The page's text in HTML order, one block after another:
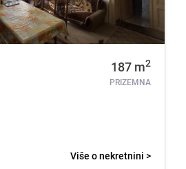
187 m2
PRIZEMNA
Više o nekretnini >